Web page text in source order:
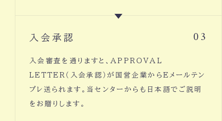
入会承認 03
入会審査を通りますと、APPROVAL
LETTER（入会承認）が国営企業からEメールテン
プレ送られます。当センターからも日本語でご説明
をお贈りします。